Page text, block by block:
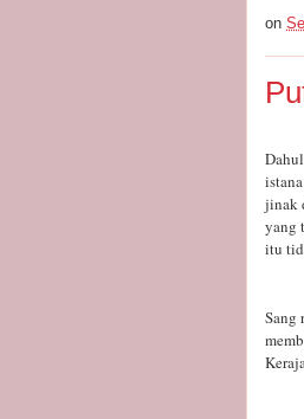
on
jinak
yang
itu
Sang